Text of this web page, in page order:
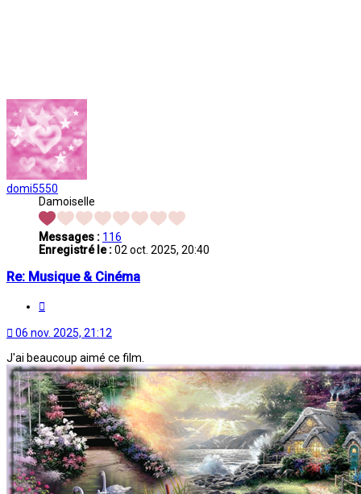
domi5550
Damoiselle
Messages : 116
Enregistré le :02 oct. 2025, 20:40
Re: Musique & Cinéma
06 nov. 2025, 21:12
J'ai beaucoup aimé ce film.